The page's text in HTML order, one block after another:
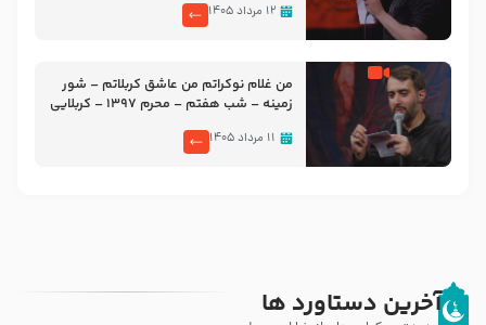
۱۲ مرداد ۱۴۰۵
من غلام نوکراتم من عاشق کربلاتم – شور
زمینه – شب هفتم – محرم 1397 – کربلایی
۱۱ مرداد ۱۴۰۵
آخرین دستاورد ها